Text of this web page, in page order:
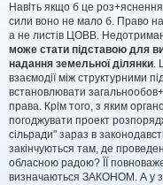
е
н
н
я
Навіть якщо б це роз+яснення
сили воно не мало б. Право
а не листів ЦОВВ.
може стати підставою для
надання земельної ділянки.
взаємодії між структурними
встановлювати
права. Крім того, з яким
погоджувати проект
сільради" зараз в
закінчуються там, де
обласною радою? ЇЇ
визначаються ЗАКОНОМ. А у